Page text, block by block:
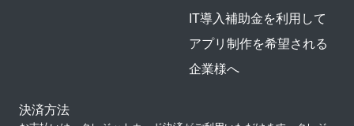
IT導入補助金を利用して
アプリ制作を希望される
企業様へ
決済方法